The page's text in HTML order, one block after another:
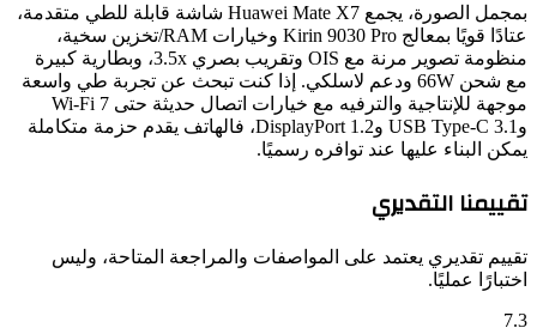
بمجمل الصورة، يجمع Huawei Mate X7 شاشة قابلة للطي متقدمة،
عتادًا قويًا بمعالج Kirin 9030 Pro وخيارات RAM/تخزين سخية،
منظومة تصوير مرنة مع OIS وتقريب بصري 3.5x، وبطارية كبيرة
مع شحن 66W ودعم لاسلكي. إذا كنت تبحث عن تجربة طي واسعة
موجهة للإنتاجية والترفيه مع خيارات اتصال حديثة حتى Wi‑Fi 7
وUSB Type‑C 3.1 وDisplayPort 1.2، فالهاتف يقدم حزمة متكاملة
البناء عليها عند توافره رسميًا.
التقديري
تقديري يعتمد على المواصفات والمراجعة المتاحة، وليس
عمليًا.